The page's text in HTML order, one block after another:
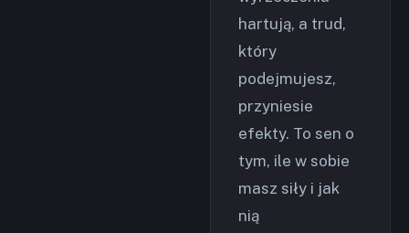
hartują, a trud,
który
podejmujesz,
przyniesie
efekty. To sen o
tym, ile w sobie
masz siły i jak
nią